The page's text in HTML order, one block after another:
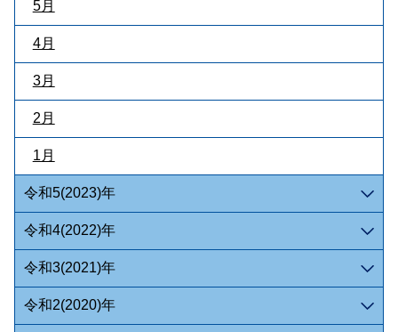
5月
4月
3月
2月
1月
令和5(2023)年
令和4(2022)年
令和3(2021)年
令和2(2020)年